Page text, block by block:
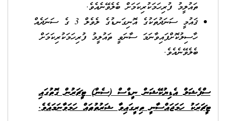
ތައުލީމު ފުރިހަމަކުރިކަމަށް ބެލެވޭނެއެވެ.
ޤައުމީ ސަނަދުތަކުގެ އޮނިގަނޑުގެ ލެވެލް 3 ގެ ސަނަދެއް
ހާސިލުކޮށްފައިވާނަމަ ސާނަވީ ތައުލީމު ފުރިހަމަކުރިކަމަށް
ބެލެވޭނެއެވެ.
ސްފެޝަލް އެޑިޔުކޭޝަން ނީޑްސް(ސެން)ޓީޗަރުން ގޮތުގައި
ޓީޗަރަކު ހަމަޖައްސާނީ ތިރީގައިވާ ޝަރުތުޠައް ހަމަވާނަމައެވެ.